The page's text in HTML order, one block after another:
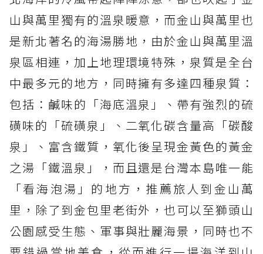
山與萬里獨有的溫泉暖意，而金山與萬里也
是新北著名的海湯勝地，由於金山與萬里溫
泉區相連，加上地理環境特殊，泉質是全台
中最多元的地方，同時擁有多達四種泉質：
包括：鹹味的「海底溫泉」、帶有強烈的硫
磺味的「硫磺泉」、二氧化碳含量高「碳酸
泉」、富含鐵質，氧化後呈現金黃色的黃金
之湯「鐵溫泉」，而且還是台灣本島唯一能
「看海泡湯」的地方，推薦旅人到金山萬
里，除了到金包里老街外，也可以至獅頭山
公園感受生態、軍事與壯麗海景，同時也不